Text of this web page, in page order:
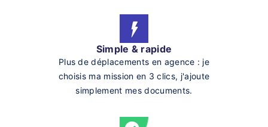
Simple & rapide
Plus de déplacements en agence : je
choisis ma mission en 3 clics, j'ajoute
simplement mes documents.